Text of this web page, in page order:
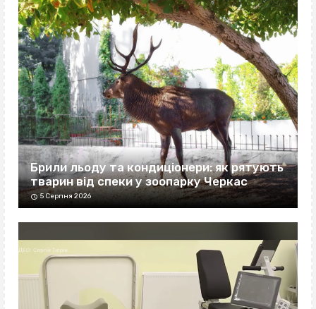
Брили льоду та кондиціонери: як рятують
тварин від спеки у зоопарку Черкас
5 Серпня 2026